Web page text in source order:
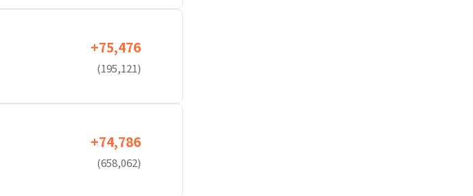
+75,476
(195,121)
+74,786
(658,062)